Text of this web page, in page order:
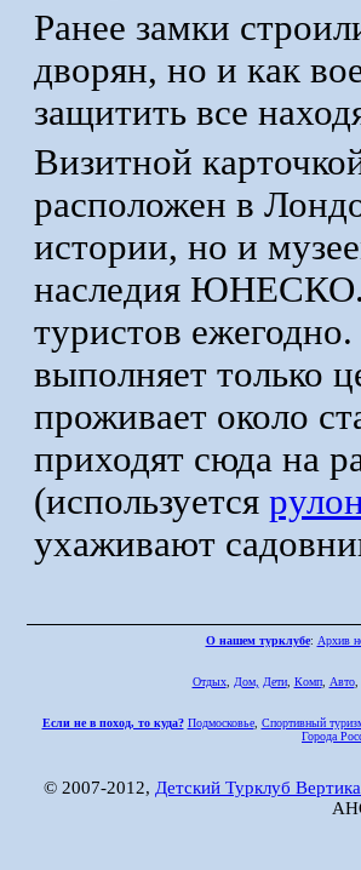
Ранее замки
дворян, но и как
защитить все
Визитной
расположен в
истории, но и
наследия ЮНЕСКО.
туристов
выполняет только
проживает около
приходят сюда на
(используется
ухаживают
О нашем турклубе: Архив
Отдых, Дом, Дети, Комп, Авто,
Если не в поход, то куда? Подмосковье, Спортивный
Города
© 2007-2012, Детский Турклуб